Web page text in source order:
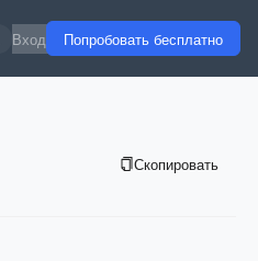
Вход Попробовать бесплатно
Скопировать